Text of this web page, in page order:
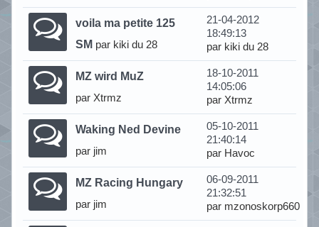
voila ma petite 125
SM par kiki du 28
21-04-2012
18:49:13
par kiki du 28
MZ wird MuZ
par Xtrmz
18-10-2011
14:05:06
par Xtrmz
Waking Ned Devine
par jim
05-10-2011
21:40:14
par Havoc
MZ Racing Hungary
par jim
06-09-2011
21:32:51
par mzonoskorp660